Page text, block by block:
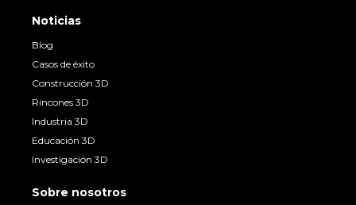
Noticias
Blog
Casos de éxito
Construcción 3D
Rincones 3D
Industria 3D
Educación 3D
Investigación 3D
Sobre nosotros